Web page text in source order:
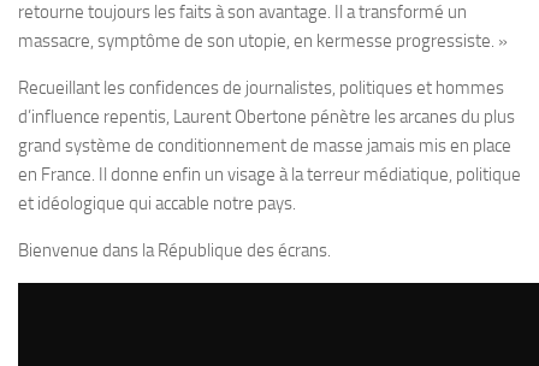
retourne toujours les faits à son avantage. Il a transformé un
massacre, symptôme de son utopie, en kermesse progressiste. »
Recueillant les confidences de journalistes, politiques et hommes
d’influence repentis, Laurent Obertone pénètre les arcanes du plus
grand système de conditionnement de masse jamais mis en place
en France. Il donne enfin un visage à la terreur médiatique, politique
et idéologique qui accable notre pays.
Bienvenue dans la République des écrans.